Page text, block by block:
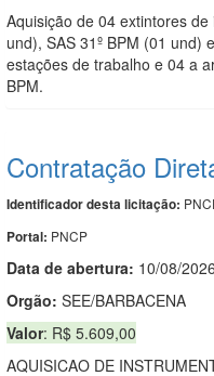
Aquisição de 04 extintores
und), SAS 31º BPM (01 und)
estações de trabalho e 04 a
BPM.
Contratação
Identificador desta licitação:
Portal: PNCP
Data de abertura: 10/08/
Orgão: SEE/BARBACENA
Valor: R$ 5.609,00
AQUISICAO DE